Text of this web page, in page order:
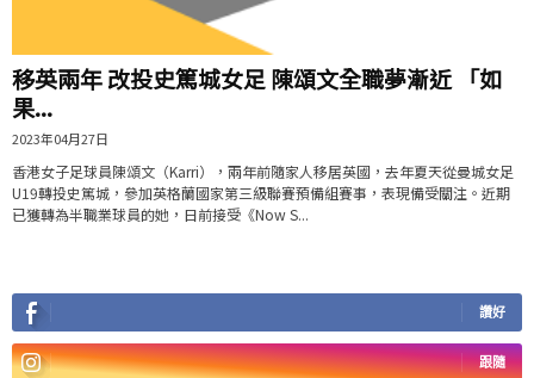
移英兩年 改投史篤城女足 陳頌文全職夢漸近 「如
果...
2023年04月27日
香港女子足球員陳頌文（Karri），兩年前隨家人移居英國，去年夏天從曼城女足
U19轉投史篤城，參加英格蘭國家第三級聯賽預備組賽事，表現備受關注。近期
已獲轉為半職業球員的她，日前接受《Now S...
讚好
跟隨